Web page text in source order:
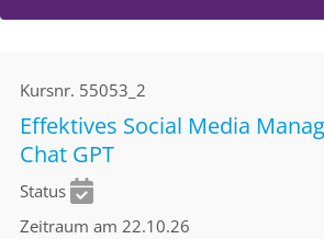
Kursnr. 55053_2
Effektives Social Media
Chat GPT
Status
Zeitraum am 22.10.26